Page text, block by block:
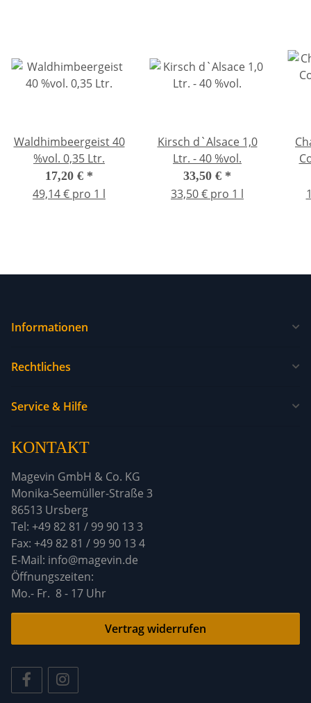
Waldhimbeergeist 40
%vol. 0,35 Ltr.
17,20 € *
49,14 € pro 1 l
Kirsch d`Alsace 1,0
Ltr. - 40 %vol.
33,50 € *
33,50 € pro 1 l
Informationen
Rechtliches
Service & Hilfe
KONTAKT
Magevin GmbH & Co. KG
Monika-Seemüller-Straße 3
86513 Ursberg
Tel: +49 82 81 / 99 90 13 3
Fax: +49 82 81 / 99 90 13 4
E-Mail: info@magevin.de
Mo.- Fr. 8 - 17 Uhr
Vertrag widerrufen